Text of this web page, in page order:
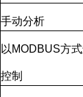
手动分析
以 MODBUS方
控制